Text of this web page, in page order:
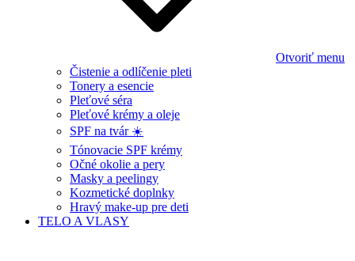
Otvoriť menu
Čistenie a odlíčenie pleti
Tonery a esencie
Pleťové séra
Pleťové krémy a oleje
SPF na tvár ☀️
Tónovacie SPF krémy
Očné okolie a pery
Masky a peelingy
Kozmetické doplnky
Hravý make-up pre deti
TELO A VLASY